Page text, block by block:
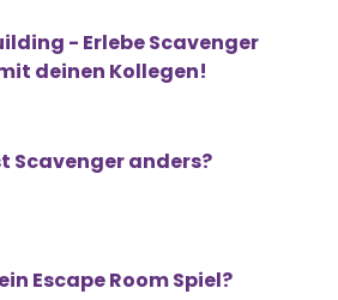
- Erlebe Scavenger
deinen Kollegen!
Scavenger anders?
Escape Room Spiel?